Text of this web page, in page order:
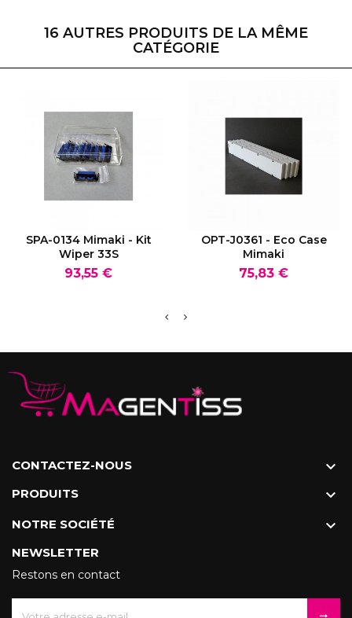
16 AUTRES PRODUITS DE LA MÊME
CATÉGORIE
VOIR LE PRODUIT
SPA-0134 Mimaki - Kit
Wiper 33S
Prix
93,55 €
VOIR LE PRODUIT
OPT-J0361 - Eco Case
Mimaki
Prix
75,83 €
CONTACTEZ-NOUS 
PRODUITS 
NOTRE SOCIÉTÉ 
NEWSLETTER
Restons en contact